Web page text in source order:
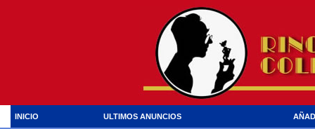
INICIO ULTIMOS ANUNCIOS